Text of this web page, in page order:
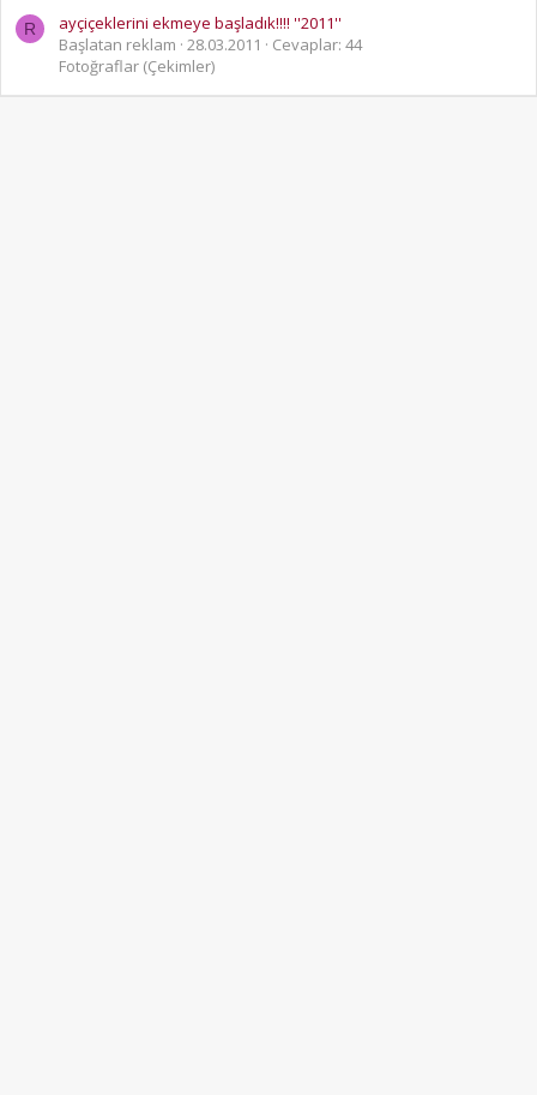
R
ayçiçeklerini ekmeye başladık!!!! ''2011''
Başlatan reklam
28.03.2011
Cevaplar: 44
Fotoğraflar (Çekimler)